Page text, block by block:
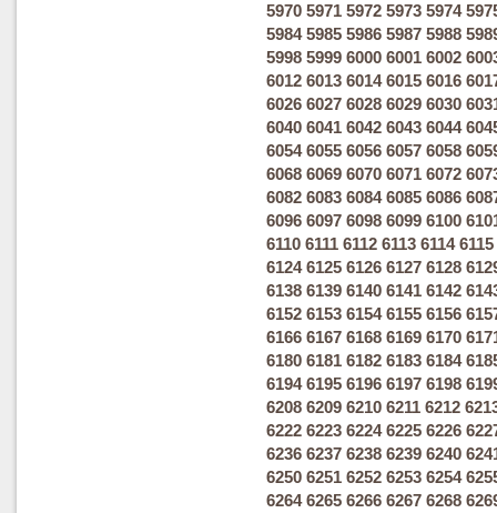
5970 5971 5972 5973 5974
5984 5985 5986 5987 5988
5998 5999 6000 6001 6002
6012 6013 6014 6015 6016
6026 6027 6028 6029 6030
6040 6041 6042 6043 6044
6054 6055 6056 6057 6058
6068 6069 6070 6071 6072
6082 6083 6084 6085 6086
6096 6097 6098 6099 6100
6110 6111 6112 6113 6114 6115
6124 6125 6126 6127 6128
6138 6139 6140 6141 6142
6152 6153 6154 6155 6156
6166 6167 6168 6169 6170
6180 6181 6182 6183 6184
6194 6195 6196 6197 6198
6208 6209 6210 6211 6212
6222 6223 6224 6225 6226
6236 6237 6238 6239 6240
6250 6251 6252 6253 6254
6264 6265 6266 6267 6268